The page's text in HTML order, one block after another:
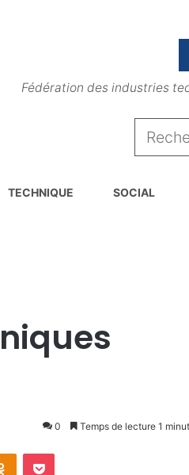
Fédération des industries
TECHNIQUE SOCIAL
0 Temps de lecture 1
Odnoklassniki
Pocket